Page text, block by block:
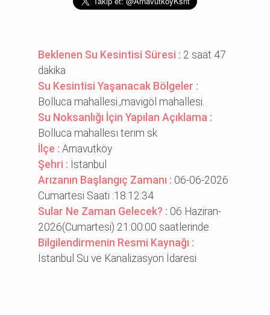
Beklenen Su Kesintisi Süresi : 2 saat 47
dakika
Su Kesintisi Yaşanacak Bölgeler :
Bolluca mahallesi.,mavi̇göl mahallesi.
Su Noksanlığı İçin Yapılan Açıklama :
Bolluca mahallesı terım sk
İlçe :Arnavutköy
Şehri : İstanbul
Arızanın Başlangıç Zamanı : 06-06-2026
Cumartesi Saati :18:12:34
Sular Ne Zaman Gelecek? : 06 Haziran-
2026(Cumartesi) 21:00:00 saatlerinde
Bilgilendirmenin Resmi Kaynağı :
İstanbul Su ve Kanalizasyon İdaresi